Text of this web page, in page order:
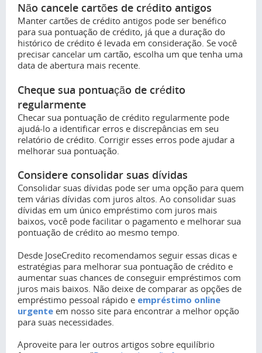
Não cancele cartões de crédito antigos
Manter cartões de crédito antigos pode ser benéfico
para sua pontuação de crédito, já que a duração do
histórico de crédito é levada em consideração. Se você
precisar cancelar um cartão, escolha um que tenha uma
data de abertura mais recente.
Cheque sua pontuação de crédito
regularmente
Checar sua pontuação de crédito regularmente pode
ajudá-lo a identificar erros e discrepâncias em seu
relatório de crédito. Corrigir esses erros pode ajudar a
melhorar sua pontuação.
Considere consolidar suas dívidas
Consolidar suas dívidas pode ser uma opção para quem
tem várias dívidas com juros altos. Ao consolidar suas
dívidas em um único empréstimo com juros mais
baixos, você pode facilitar o pagamento e melhorar sua
pontuação de crédito ao mesmo tempo.
Desde JoseCredito recomendamos seguir essas dicas e
estratégias para melhorar sua pontuação de crédito e
aumentar suas chances de conseguir empréstimos com
juros mais baixos. Não deixe de comparar as opções de
empréstimo pessoal rápido e empréstimo online
urgente em nosso site para encontrar a melhor opção
para suas necessidades.
Aproveite para ler outros artigos sobre equilíbrio